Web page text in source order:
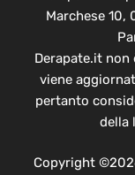
Marchese 10,
Derapate.it
viene
pertanto
della
Copyright